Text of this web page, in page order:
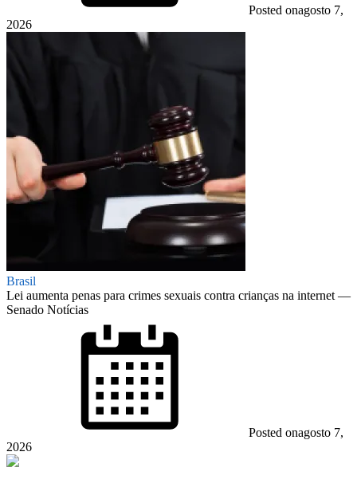
Posted onagosto 7,
2026
Brasil
Lei aumenta penas para crimes sexuais contra crianças na internet —
Senado Notícias
Posted onagosto 7,
2026